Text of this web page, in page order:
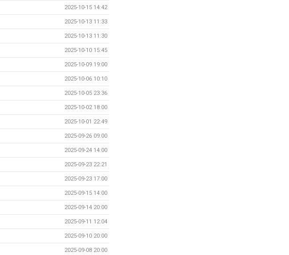
2025-10-15 14:42
2025-10-13 11:33
2025-10-13 11:30
2025-10-10 15:45
2025-10-09 19:00
2025-10-06 10:10
2025-10-05 23:36
2025-10-02 18:00
2025-10-01 22:49
2025-09-26 09:00
2025-09-24 14:00
2025-09-23 22:21
2025-09-23 17:00
2025-09-15 14:00
2025-09-14 20:00
2025-09-11 12:04
2025-09-10 20:00
2025-09-08 20:00